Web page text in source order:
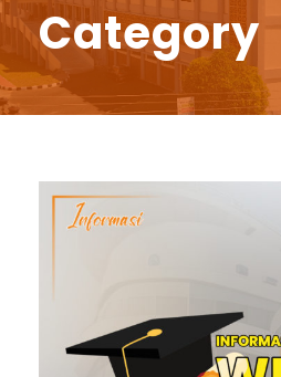
Category